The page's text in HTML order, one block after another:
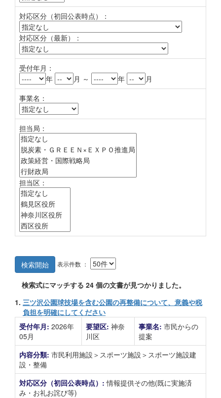
対応区分（初回公表時点）：
対応区分（最新）：
受付年月：
年
月 ～ 年
月
事業名：
担当局：
担当区：
検索開始 表示件数 ：
検索式にマッチする 24 個の文書が見つかりました。
1. 三ツ沢公園球技場を含む公園の再整備について、意義や税
負担を明確にしてください
受付年月: 2026年
05月
要望区: 神奈
川区
事業名: 市民からの
提案
内容分類: 市民利用施設＞スポーツ施設＞スポーツ施設建
設・整備
対応区分（初回公表時点）:情報提供その他(既に実施済
み・お礼お詫び等)